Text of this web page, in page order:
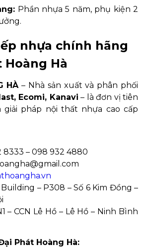
Phần nhựa 5 năm, phụ kiện 2
nhựa chính hãng
Hà
HÀ – Nhà sản xuất và phân phối
Ecomi, Kanavi – là đơn vị tiên
pháp nội thất nhựa cao cấp
8333 – 098 932 4880
– P308 – Số 6 Kim Đồng –
– CCN Lê Hồ – Lê Hồ – Ninh Bình
Phát Hoàng Hà: